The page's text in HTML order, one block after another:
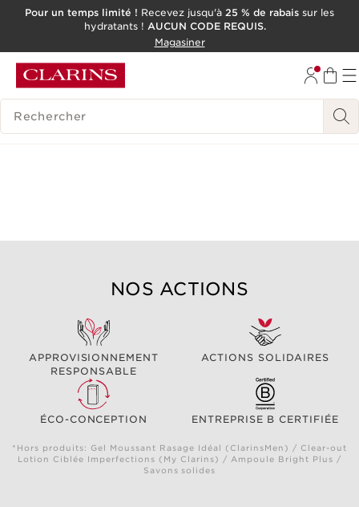
ALLER AU CONTENU
OUTIL D'ACCESSIBILITÉ
Pour un temps limité ! Recevez jusqu'à 25 % de rabais sur les
hydratants ! AUCUN CODE REQUIS.
Magasiner
HISTORIQUE DES RECHERCHES
NOS ACTIONS
APPROVISIONNEMENT
RESPONSABLE
ACTIONS SOLIDAIRES
ÉCO-CONCEPTION ENTREPRISE B CERTIFIÉE
*Hors produits: Gel Moussant Rasage Idéal (ClarinsMen) / Clear-out
Lotion Ciblée Imperfections (My Clarins) / Ampoule Bright Plus /
Savons solides